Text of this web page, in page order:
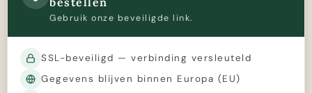
Gebruik onze beveiligde link.
SSL-beveiligd — verbinding versleuteld
Gegevens blijven binnen Europa (EU)